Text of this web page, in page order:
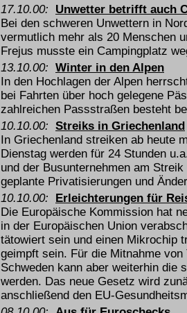
17.10.00:
Unwetter betrifft auch
Bei den schweren Unwettern in
vermutlich mehr als 20 Menschen
Frejus musste ein Campingplatz
13.10.00: Winter in den Alpen
In den Hochlagen der Alpen
bei Fahrten über hoch gelegene
zahlreichen Passstraßen besteht
10.10.00: Streiks in Griechenland
In Griechenland streiken ab heute
Dienstag werden für 24 Stunden
und der Busunternehmen am
geplante Privatisierungen und
10.10.00:
Erleichterungen für
Die Europäische Kommission hat
in der Europäischen Union
tätowiert sein und einen Mikrochip
geimpft sein. Für die Mitnahme
Schweden kann aber weiterhin die
werden. Das neue Gesetz wird
anschließend den EU-